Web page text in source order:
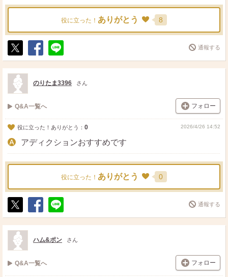
役に立った！ ありがとう 8
ポ
ス
ト
シ
ェ
送
る
通報する
のりたま3396 さん
Q&A一覧へ フォロー
役に立った！ありがとう： 0 2026/4/26 14:52
アディクションおすすめです
役に立った！ ありがとう 0
ポ
ス
ト
シ
ェ
送
る
通報する
ハム&ポン さん
Q&A一覧へ フォロー